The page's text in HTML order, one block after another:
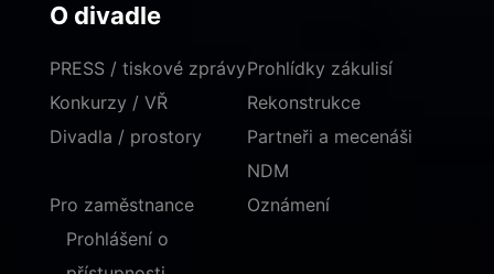
O divadle
PRESS / tiskové zprávy
Konkurzy / VŘ
Divadla / prostory
Prohlídky zákulisí
Rekonstrukce
Partneři a mecenáši
NDM
Pro zaměstnance
Oznámení
Prohlášení o